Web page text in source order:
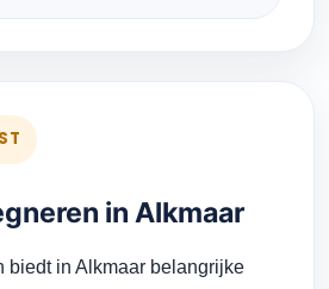
in Alkmaar
biedt in Alkmaar belangrijke